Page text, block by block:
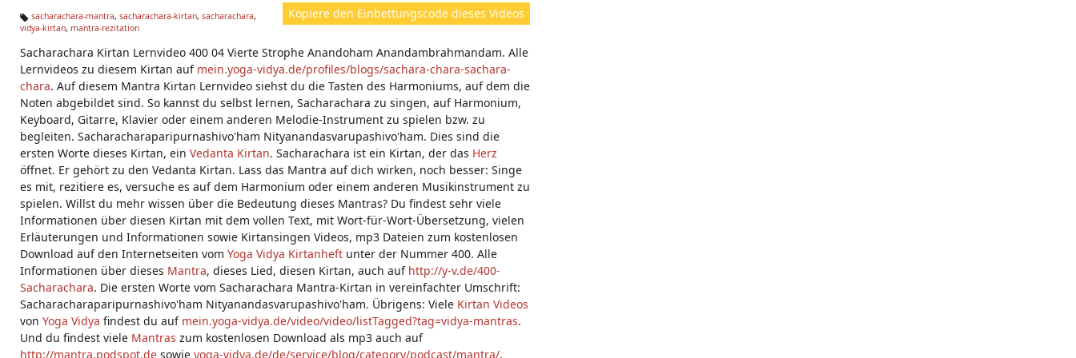
ht
e
Kopiere den Einbettungscode dieses Videos
Ta
s:
sacharachara-mantra, sacharachara-kirtan, sacharachara,
vidya-kirtan, mantra-rezitation
Sacharachara Kirtan Lernvideo 400 04 Vierte Strophe Anandoham Anandambrahmandam. Alle
Lernvideos zu diesem Kirtan auf mein.yoga-vidya.de/profiles/blogs/sachara-chara-sachara-
chara. Auf diesem Mantra Kirtan Lernvideo siehst du die Tasten des Harmoniums, auf dem die
Noten abgebildet sind. So kannst du selbst lernen, Sacharachara zu singen, auf Harmonium,
Keyboard, Gitarre, Klavier oder einem anderen Melodie-Instrument zu spielen bzw. zu
begleiten. Sacharacharaparipurnashivo'ham Nityanandasvarupashivo'ham. Dies sind die
ersten Worte dieses Kirtan, ein Vedanta Kirtan. Sacharachara ist ein Kirtan, der das Herz
öffnet. Er gehört zu den Vedanta Kirtan. Lass das Mantra auf dich wirken, noch besser: Singe
es mit, rezitiere es, versuche es auf dem Harmonium oder einem anderen Musikinstrument zu
spielen. Willst du mehr wissen über die Bedeutung dieses Mantras? Du findest sehr viele
Informationen über diesen Kirtan mit dem vollen Text, mit Wort-für-Wort-Übersetzung, vielen
Erläuterungen und Informationen sowie Kirtansingen Videos, mp3 Dateien zum kostenlosen
Download auf den Internetseiten vom Yoga Vidya Kirtanheft unter der Nummer 400. Alle
Informationen über dieses Mantra, dieses Lied, diesen Kirtan, auch auf http://y-v.de/400-
Sacharachara. Die ersten Worte vom Sacharachara Mantra-Kirtan in vereinfachter Umschrift:
Sacharacharaparipurnashivo'ham Nityanandasvarupashivo'ham. Übrigens: Viele Kirtan Videos
von Yoga Vidya findest du auf mein.yoga-vidya.de/video/video/listTagged?tag=vidya-mantras.
Und du findest viele Mantras zum kostenlosen Download als mp3 auch auf
http://mantra.podspot.de sowie yoga-vidya.de/de/service/blog/category/podcast/mantra/.